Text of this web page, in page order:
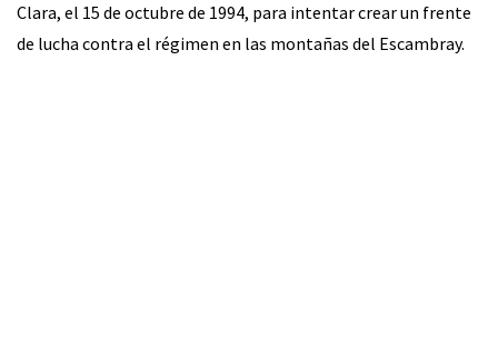
Clara, el 15 de octubre de 1994, para intentar crear un frente
de lucha contra el régimen en las montañas del Escambray.